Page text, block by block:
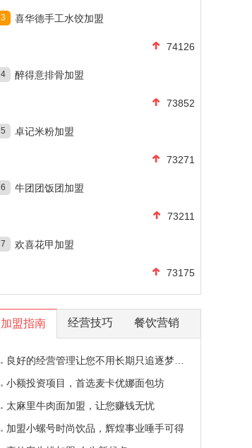
3 喜华德手工水饺加盟
74126
4 醉得意排骨加盟
73852
5 卓记米粉加盟
73271
6 牛团团饭团加盟
73211
7 欢喜花甲加盟
73175
加盟指南 经营技巧 餐饮营销
良好的经营管理让您不用长期只追逐梦想的影子
小额投资项目，首选麦卡优娜面包坊
太麻里牛肉面加盟，让您赚钱无忧
加盟小螺号时尚饮品，辉煌事业唾手可得